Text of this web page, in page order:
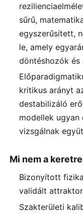
sűrű,
egyszerűsített,
le, amely
döntéshozók és
kritikus arányt
destabilizáló
modellek
vizsgálnak
Mi nem a
Bizonyított
validált
Szakterületi